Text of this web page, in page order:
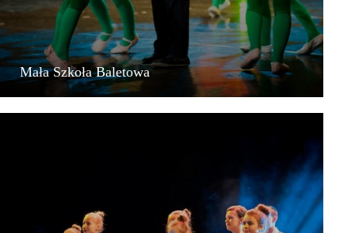
Mała Szkoła Baletowa